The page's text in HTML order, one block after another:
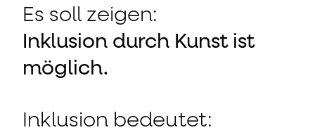
Es soll zeigen:
Inklusion durch Kunst ist
möglich.
Inklusion bedeutet: